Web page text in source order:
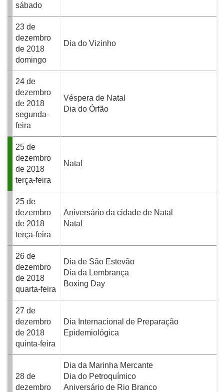
sábado
23 de
dezembro
de 2018
domingo
Dia do Vizinho
24 de
dezembro
de 2018
segunda-
feira
Véspera de Natal
Dia do Órfão
25 de
dezembro
de 2018
terça-feira
Natal
25 de
dezembro
de 2018
terça-feira
Aniversário da cidade de Natal
Natal
26 de
dezembro
de 2018
quarta-feira
Dia de São Estevão
Dia da Lembrança
Boxing Day
27 de
dezembro
de 2018
quinta-feira
Dia Internacional de Preparação
Epidemiológica
28 de
dezembro
Dia da Marinha Mercante
Dia do Petroquímico
Aniversário de Rio Branco